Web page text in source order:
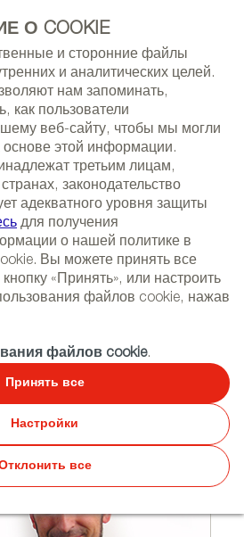
О COOKIE
и сторонние файлы
и аналитических целей.
нам запоминать,
как пользователи
веб-сайту, чтобы мы могли
основе этой информации.
третьим лицам,
законодательство
адекватного уровня защиты
для получения
о нашей политике в
Вы можете принять все
«Принять», или настроить
файлов cookie, нажав
файлов cookie.
Принять все
Настройки
все
(+34) 913 497 100 |
Select
language
ИНТЕРВЬЮ
и его
de Madre